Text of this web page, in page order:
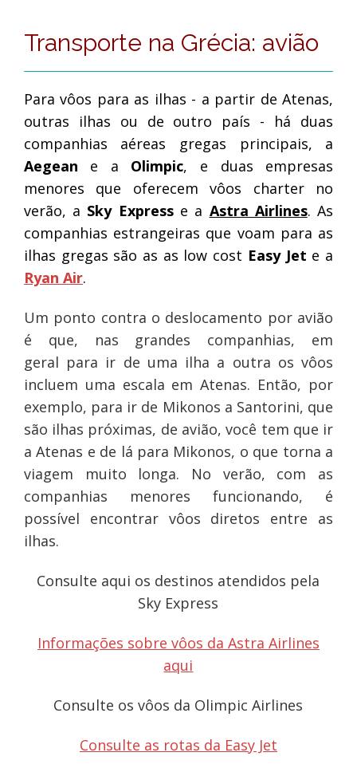
Transporte na Grécia: avião
Para vôos para as ilhas - a partir de Atenas,
outras ilhas ou de outro país - há duas
companhias aéreas gregas principais, a
Aegean e a Olimpic, e duas empresas
menores que oferecem vôos charter no
verão, a Sky Expresse a Astra Airlines. As
companhias estrangeiras que voam para as
ilhas gregas são as as low cost Easy Jet e a
Ryan Air.
Um ponto contra o deslocamento por avião
é que, nas grandes companhias, em
geral para ir de uma ilha a outra os vôos
incluem uma escala em Atenas. Então, por
exemplo, para ir de Mikonos a Santorini, que
são ilhas próximas, de avião, você tem que ir
a Atenas e de lá para Mikonos, o que torna a
viagem muito longa. No verão, com as
companhias menores funcionando, é
possível encontrar vôos diretos entre as
ilhas.
Consulte aqui os destinos atendidos pela
Sky Express
Informações sobre vôos da Astra Airlines
aqui
Consulte os vôos da Olimpic Airlines
Consulte as rotas da Easy Jet